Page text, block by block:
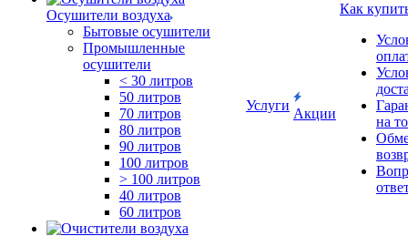
Осушители воздуха
Бытовые осушители
Промышленные
осушители
< 30 литров
50 литров
70 литров
80 литров
90 литров
100 литров
> 100 литров
40 литров
60 литров
Услуги
Акции
Как
на